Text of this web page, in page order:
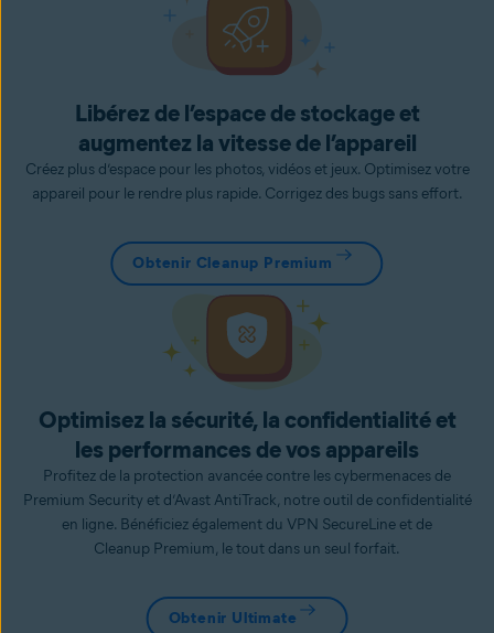
Libérez de l’espace de stockage et
augmentez la vitesse de l’appareil
Créez plus d’espace pour les photos, vidéos et jeux. Optimisez votre
appareil pour le rendre plus rapide. Corrigez des bugs sans effort.
Obtenir Cleanup Premium
Optimisez la sécurité, la confidentialité et
les performances de vos appareils
Profitez de la protection avancée contre les cybermenaces de
Premium Security et d’Avast AntiTrack, notre outil de confidentialité
en ligne. Bénéficiez également du VPN SecureLine et de
Cleanup Premium, le tout dans un seul forfait.
Obtenir Ultimate